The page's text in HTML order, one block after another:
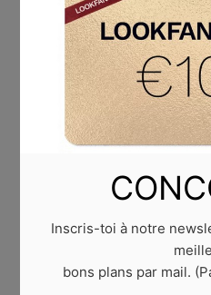
Inscris-toi à notre
bons plans par mail.